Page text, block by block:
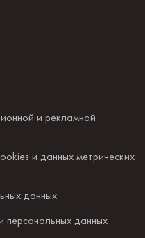
и рекламной
и данных метрических
данных
данных